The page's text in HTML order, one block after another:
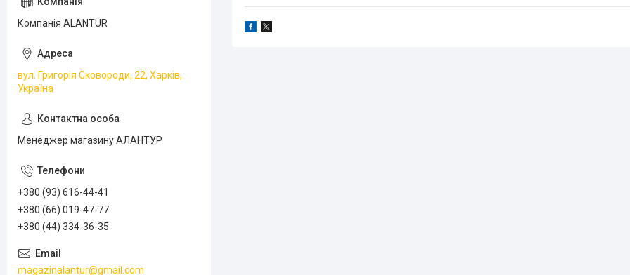
Компанія ALANTUR
вул. Григорія Сковороди, 22, Харків,
Україна
Менеджер магазину АЛАНТУР
+380 (93) 616-44-41
+380 (66) 019-47-77
+380 (44) 334-36-35
magazinalantur@gmail.com